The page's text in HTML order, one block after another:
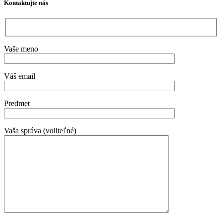
Kontaktujte nás
Vaše meno
Váš email
Predmet
Vaša správa (voliteľné)